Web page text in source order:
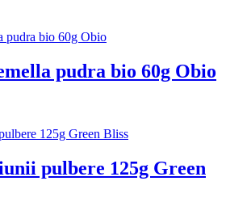
pudra bio 60g Obio
pulbere 125g Green